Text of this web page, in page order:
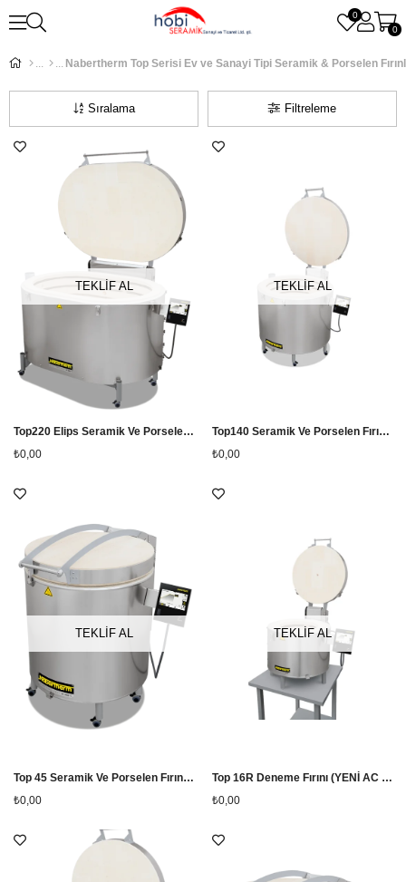
0
0
Nabertherm Top Serisi Ev ve Sanayi Tipi Seramik & Porselen
Filtreleme
Sıralama
TEKLİF AL
Top220 Elips Seramik Ve Porselen Fırını (SANAYİ TİPİ) (YENİ AC 590 KUMANDA PANELLİ)
₺0,00
TEKLİF AL
Top140 Seramik Ve Porselen Fırını (SANAYİ TİPİ) (YENİ AC 590 KUMANDA PANELLİ)
₺0,00
TEKLİF AL
Top 45 Seramik Ve Porselen Fırını (evtipi) (YENİ AC590 KUMANDA PANELLİ)
₺0,00
TEKLİF AL
Top 16R Deneme Fırını (YENİ AC 590 KUMANDA PANELLİ)
₺0,00